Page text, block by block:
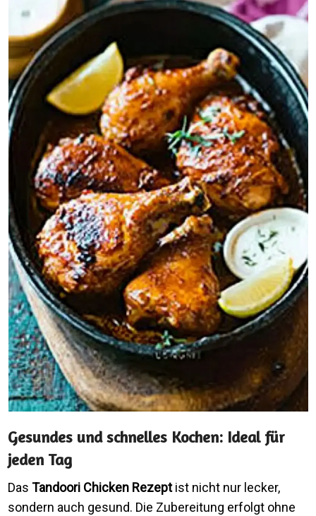
Gesundes und schnelles Kochen: Ideal für
jeden Tag
DasTandoori Chicken Rezeptist nicht nur lecker,
sondern auch gesund. Die Zubereitung erfolgt ohne